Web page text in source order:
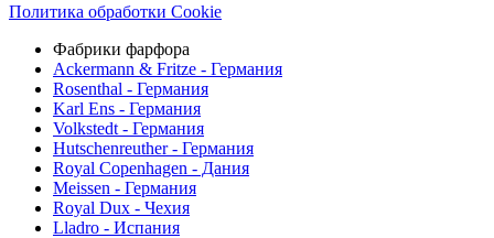
Политика обработки Cookie
Фабрики фарфора
Ackermann & Fritze - Германия
Rosenthal - Германия
Karl Ens - Германия
Volkstedt - Германия
Hutschenreuther - Германия
Royal Copenhagen - Дания
Meissen - Германия
Royal Dux - Чехия
Lladro - Испания